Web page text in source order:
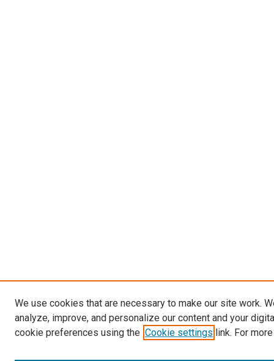
We use cookies that are necessary to make our site work.
analyze, improve, and personalize our content and your
cookie preferences using the Cookie settings link. For